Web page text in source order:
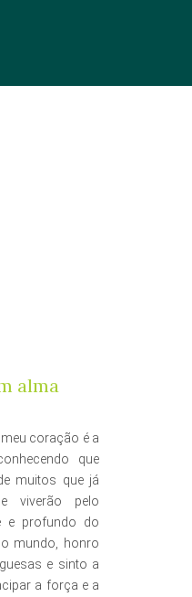
alma
coração é a
que
muitos que já
viverão pelo
e profundo do
mundo, honro
e sinto a
a força e a